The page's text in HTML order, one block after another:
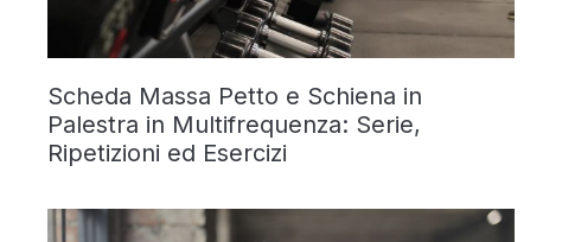
Scheda Massa Petto e Schiena in
Palestra in Multifrequenza: Serie,
Ripetizioni ed Esercizi